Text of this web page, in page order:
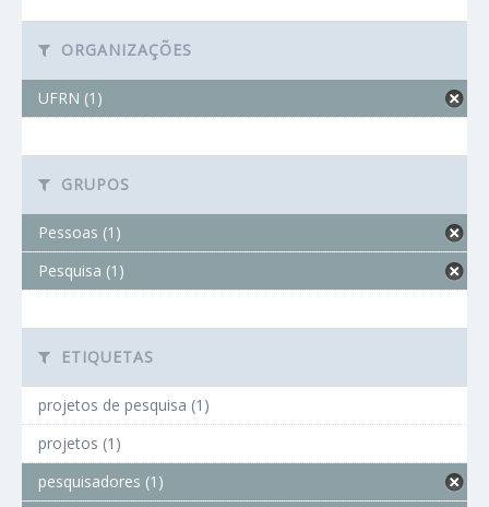
ORGANIZAÇÕES
UFRN (1)
GRUPOS
Pessoas (1)
Pesquisa (1)
ETIQUETAS
projetos de pesquisa (1)
projetos (1)
pesquisadores (1)